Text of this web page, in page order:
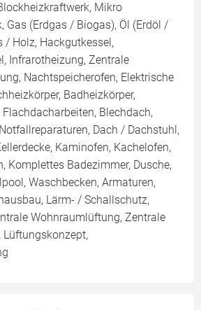
Mikro
Gas (Erdgas / Biogas), Öl (Erdöl /
/ Holz, Hackgutkessel,
Infrarotheizung, Zentrale
Nachtspeicherofen, Elektrische
Badheizkörper,
Blechdach,
Dach / Dachstuhl,
Kaminofen, Kachelofen,
Komplettes Badezimmer, Dusche,
Waschbecken, Armaturen,
Lärm- / Schallschutz,
Wohnraumlüftung, Zentrale